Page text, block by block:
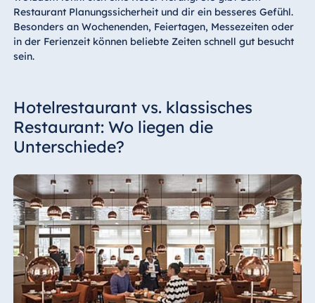
Restaurant Planungssicherheit und dir ein besseres Gefühl.
Besonders an Wochenenden, Feiertagen, Messezeiten oder
in der Ferienzeit können beliebte Zeiten schnell gut besucht
sein.
Hotelrestaurant vs. klassisches
Restaurant: Wo liegen die
Unterschiede?